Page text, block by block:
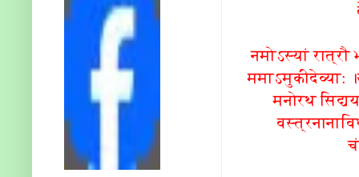
नमोऽस्यां
ममाऽमुकीदेव्या:
मनोरथ